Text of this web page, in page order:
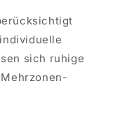
sich ruhige